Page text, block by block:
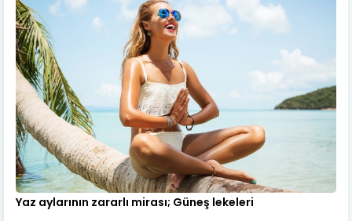
Yaz aylarının zararlı mirası; Güneş lekeleri